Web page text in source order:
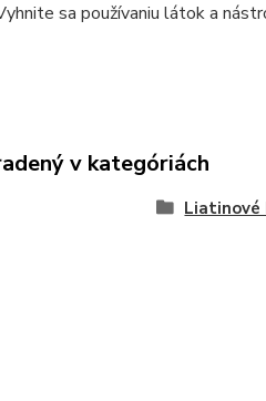
sa používaniu látok a
v kategóriách
Liatinové